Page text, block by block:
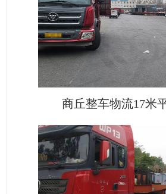
商丘整车物流17米